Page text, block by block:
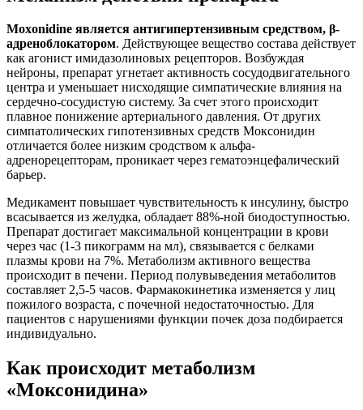
Moxonidine является антигипертензивным средством, β-
адреноблокатором. Действующее вещество состава действует
как агонист имидазолиновых рецепторов. Возбуждая
нейроны, препарат угнетает активность сосудодвигательного
центра и уменьшает нисходящие симпатические влияния на
сердечно-сосудистую систему. За счет этого происходит
плавное понижение артериального давления. От других
симпатолических гипотензивных средств Моксонидин
отличается более низким сродством к альфа-
адренорецепторам, проникает через гематоэнцефалический
барьер.
Медикамент повышает чувствительность к инсулину, быстро
всасывается из желудка, обладает 88%-ной биодоступностью.
Препарат достигает максимальной концентрации в крови
через час (1-3 пикограмм на мл), связывается с белками
плазмы крови на 7%. Метаболизм активного вещества
происходит в печени. Период полувыведения метаболитов
составляет 2,5-5 часов. Фармакокинетика изменяется у лиц
пожилого возраста, с почечной недостаточностью. Для
пациентов с нарушениями функции почек доза подбирается
индивидуально.
Как происходит метаболизм
«Моксонидина»